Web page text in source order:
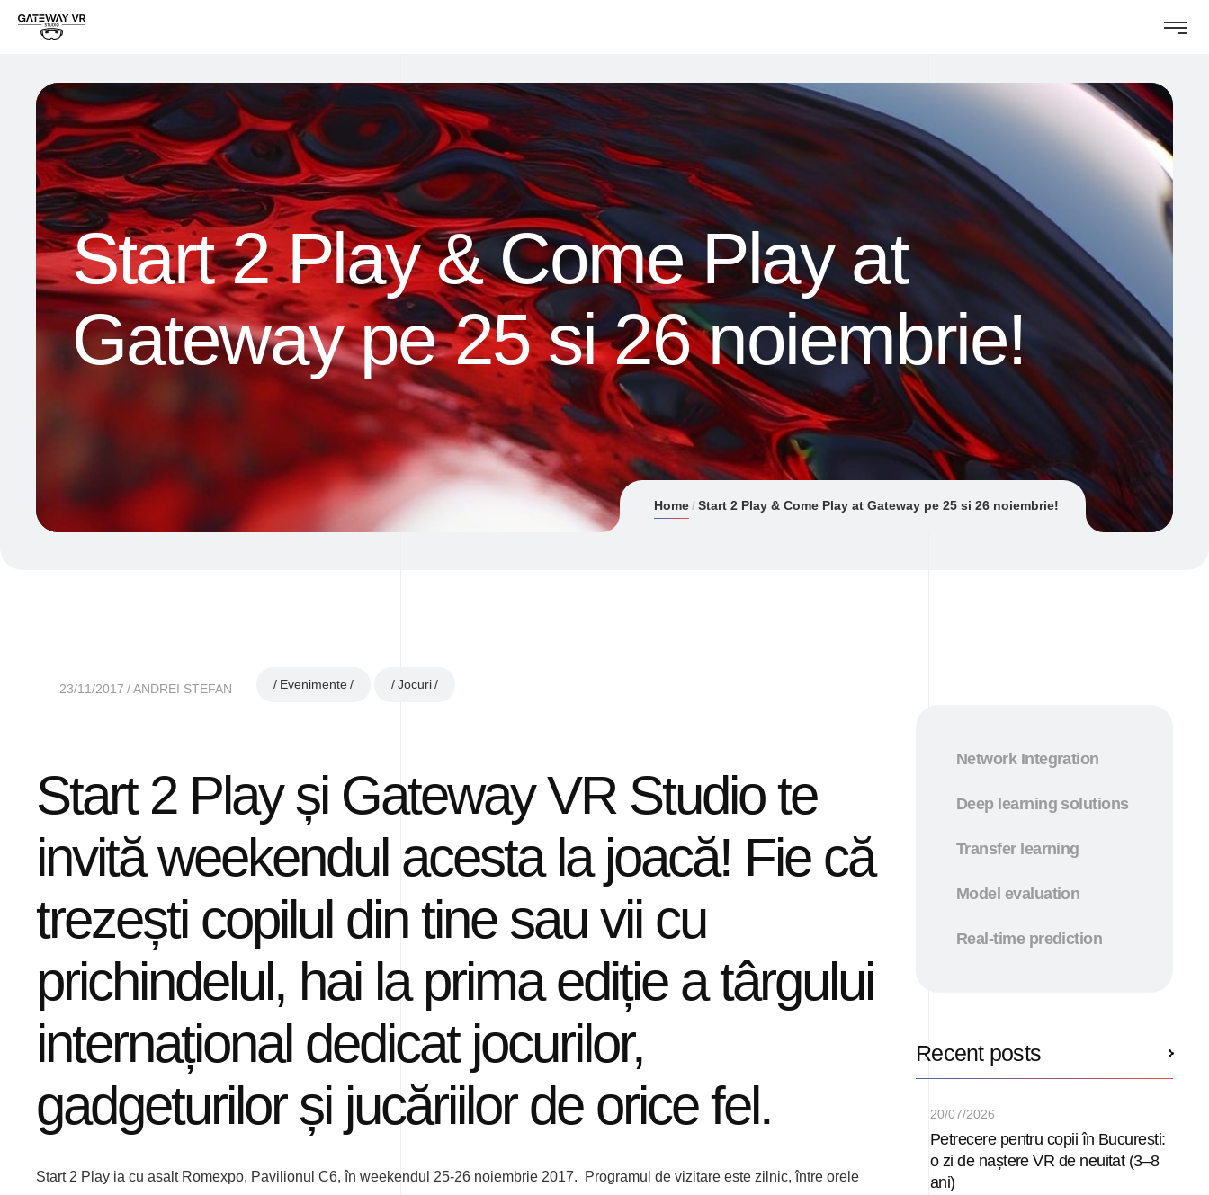
Start 2 Play & Come Play at
Gateway pe 25 si 26 noiembrie!
Home Start 2 Play & Come Play at Gateway pe 25 si 26 noiembrie!
23/11/2017 ANDREI STEFAN Evenimente Jocuri
Start 2 Play și Gateway VR Studio te
invită weekendul acesta la joacă! Fie că
trezești copilul din tine sau vii cu
prichindelul, hai la prima ediție a târgului
internațional dedicat jocurilor,
gadgeturilor și jucăriilor de orice fel.
Start 2 Play ia cu asalt Romexpo, Pavilionul C6, în weekendul 25-26 noiembrie 2017. Programul de vizitare este zilnic, între orele
Network Integration
Deep learning solutions
Transfer learning
Model evaluation
Real-time prediction
Recent posts
Petrecere pentru copii în București:
o zi de naștere VR de neuitat (3–8
ani)
20/07/2026